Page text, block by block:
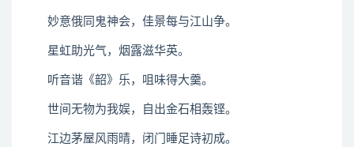
妙意俄同鬼神会，佳景每与江山争。
星虹助光气，烟露滋华英。
听音谐《韶》乐，咀味得大羹。
世间无物为我娱，自出金石相轰铿。
江边茅屋风雨晴，闭门睡足诗初成。